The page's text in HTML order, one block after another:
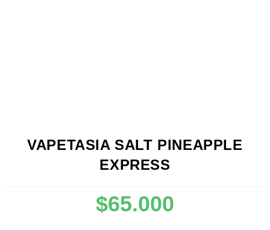
VAPETASIA SALT PINEAPPLE
EXPRESS
$65.000